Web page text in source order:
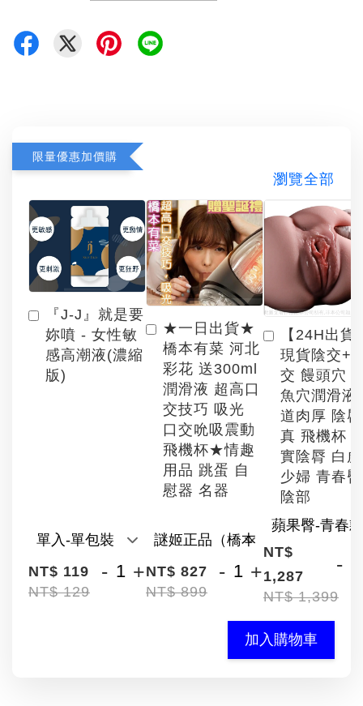
限量優惠加價購
瀏覽全部
『J-J』就是要
妳噴 - 女性敏
感高潮液(濃縮
版)
NT$ 119
NT$ 129
- +
★一日出貨★
橋本有菜 河北
彩花 送300ml
潤滑液 超高口
交技巧 吸光
口交吮吸震動
飛機杯★情趣
用品 跳蛋 自
慰器 名器
NT$ 827
NT$ 899
- +
【24H出貨
現貨陰交+
交 饅頭穴
魚穴潤滑液
道肉厚 陰
真 飛機杯
實陰脣 白
少婦 青春臀
陰部
NT$
1,287
NT$ 1,399
-
加入購物車